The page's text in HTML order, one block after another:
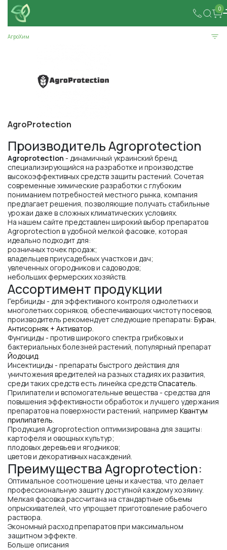
0
АгроХим
AgroProtection
Производитель Agroprotection
Agroprotection - динамичный украинский бренд,
специализирующийся на разработке и производстве
высокоэффективных средств защиты растений. Сочетая
современные химические разработки с глубоким
пониманием потребностей местного рынка, компания
предлагает решения, позволяющие получать стабильные
урожаи даже в сложных климатических условиях.
На нашем сайте представлен широкий выбор препаратов
Agroprotection в удобной мелкой фасовке, которая
идеально подходит для:
розничных точек продаж;
владельцев приусадебных участков и дач;
увлеченных огородников и садоводов;
небольших фермерских хозяйств.
Ассортимент продукции
Гербициды - для эффективного контроля однолетних и
многолетних сорняков, обеспечивающих чистоту посевов,
производитель рекомендует следующие препараты: Буран,
Антисорняк + Активатор.
Фунгициды - против широкого спектра грибковых и
бактериальных болезней растений, популярный препарат
Йодоцид.
Инсектициды - препараты быстрого действия для
уничтожения вредителей на разных стадиях их развития,
среди таких средств есть линейка средствСпасатель.
Прилипатели и вспомогательные вещества - средства для
повышения эффективности обработок и лучшего удержания
препаратов на поверхности растений, например Квантум
прилипатель.
Продукция Agroprotection оптимизирована для защиты:
картофеля и овощных культур;
плодовых деревьев и ягодников;
цветов и декоративных насаждений.
Преимущества Agroprotection:
Оптимальное соотношение цены и качества, что делает
профессиональную защиту доступной каждому хозяину.
Мелкая фасовка рассчитана на стандартные объемы
опрыскивателей, что упрощает приготовление рабочего
раствора.
Экономный расход препаратов при максимальном
защитном эффекте.
Больше описания